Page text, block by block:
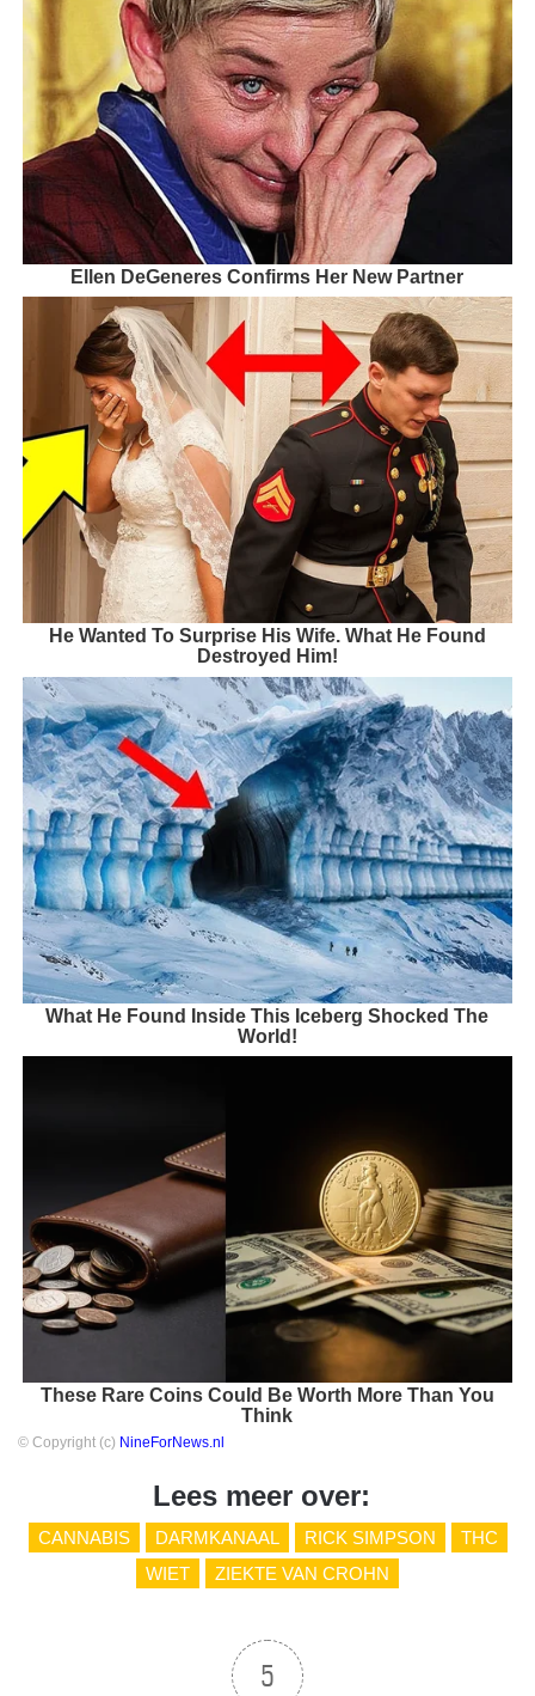
Ellen DeGeneres Confirms Her New Partner
He Wanted To Surprise His Wife. What He Found
Destroyed Him!
What He Found Inside This Iceberg Shocked The
World!
These Rare Coins Could Be Worth More Than You
Think
© Copyright (c) NineForNews.nl
Lees meer over:
CANNABIS DARMKANAAL RICK SIMPSON
THC
WIET
ZIEKTE VAN CROHN
5